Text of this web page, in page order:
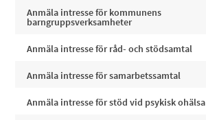
Anmäla intresse för kommunens
barngruppsverksamheter
Anmäla intresse för råd- och stödsamtal
Anmäla intresse för samarbetssamtal
Anmäla intresse för stöd vid psykisk ohälsa